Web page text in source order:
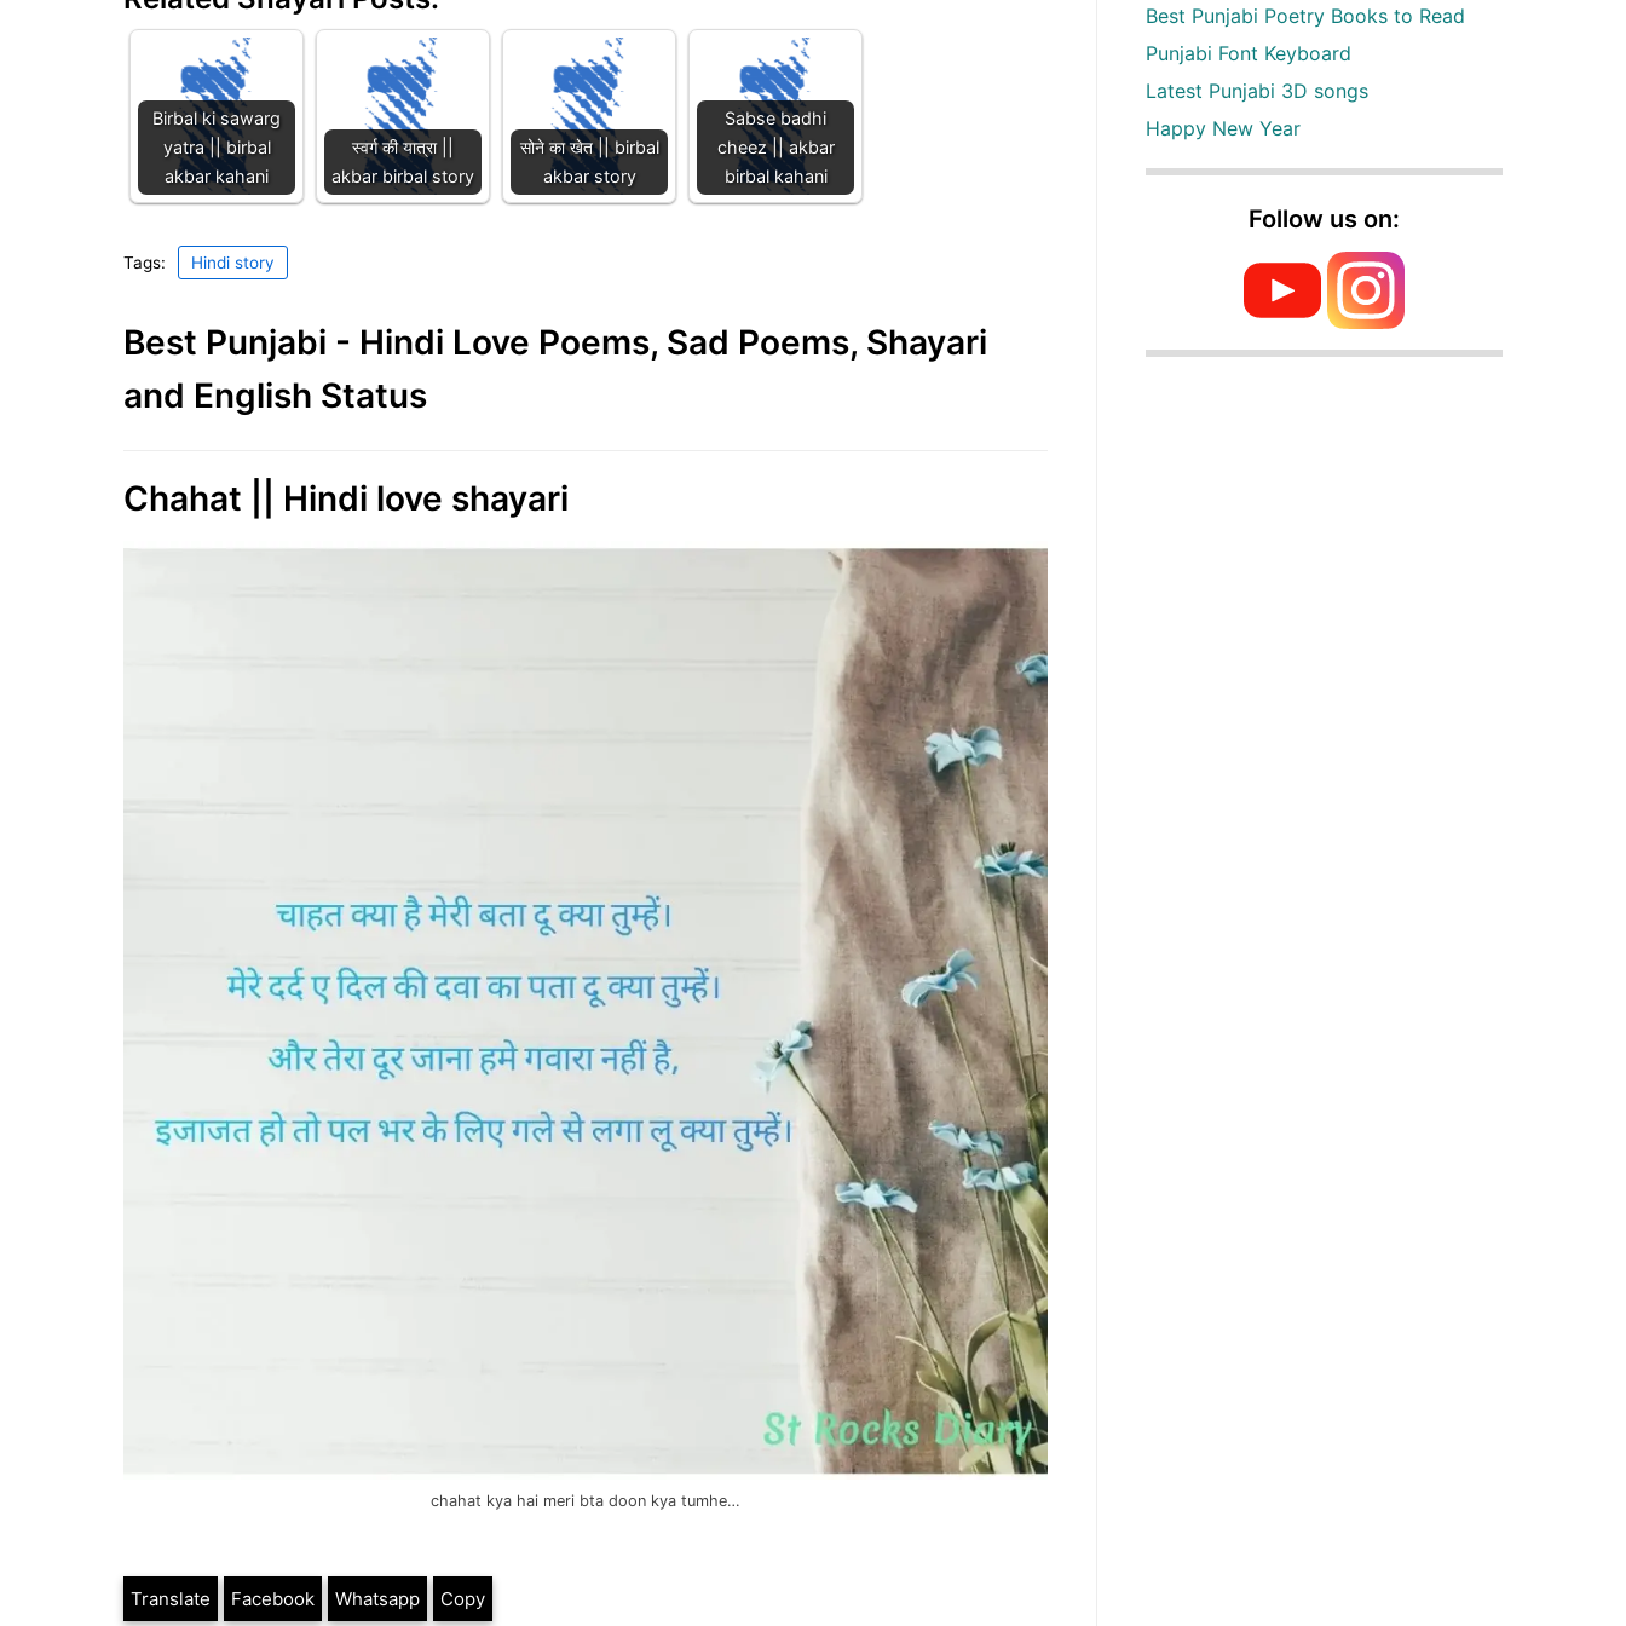
Birbal ki sawarg
yatra || birbal
akbar kahani
स्वर्ग की यात्रा ||
akbar birbal story
सोने का खेत || birbal
akbar story
Sabse badhi
cheez || akbar
birbal kahani
Tags: Hindi story
Best Punjabi - Hindi Love Poems, Sad Poems, Shayari
and English Status
Chahat || Hindi love shayari
chahat kya hai meri bta doon kya tumhe…
Translate Facebook Whatsapp Copy
Best Punjabi Poetry Books to Read
Punjabi Font Keyboard
Latest Punjabi 3D songs
Happy New Year
Follow us on: